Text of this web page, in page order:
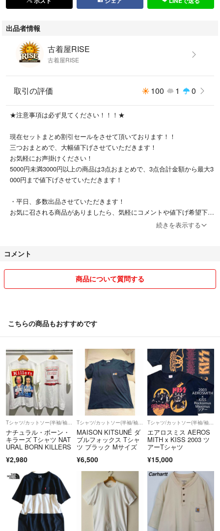
O / GU / ZARA / agnes b. / mont-bell /HARLEY-DAVIDSON
LOEWE / など
80's 90's 00's USA製 バンドTシャツ アニメTシャツ ディズニーTシャツ
などメルカリで人気のTシャツを多数取り扱い中！
でぜひ他の商品もご覧ください♪
【値下げ交渉OK】
ご希望金額をコメントにてお知らせください。
即決いただける場合のみご対応します♪
【発送について】
月・水・金に発送いたします（お支払いから1〜2日以内）。
【注意事項】
ご遠慮ください。
---
【探しやすさUPのコツ】
「絞り込み機能」で、サイズ・ブランド・カラーを指定して、あなたにぴ
ったりの1枚を探してみてください♪
出品者情報
古着屋RISE
古着屋RISE
取引の評価 100 1 0
★注意事項は必ず見てください！！！★
現在セットまとめ割引セールをさせて頂いております！！
三つおまとめで、大幅値下げさせていただきます！
お気軽にお声掛けください！
5000円未満3000円以上の商品は3点おまとめで、3点合計金額から最大3
000円まで値下げさせていただきます！
・平日、多数出品させていただきます！
お気に召される商品がありましたら、気軽にコメントや値下げ希望下さ
い。なるべくお客様のご希望に沿ったご金額で提供したいと思っており
↓↓↓↓↓↓↓↓↓↓↓↓↓↓↓
コメント欄で、フォローしました!と一言お声かけくださ
5000円以下→200円off!
5000円以上→300円off!
10000円以上→600円off !
ーーーーーーーーーーーーーーーーーーーーーーーーー
☆おまとめ割引
*2つ以上ご購入で500円以上割引致しますので、お気軽
にご相談ください!
ご購入されたい商品全てに、購入希望です。と伝えていただければ円滑
に取引が進むので、お願い致します。
*注意事項(ここは絶対に見てください)
続きを表示する
コメント
商品について質問する
こちらの商品もおすすめです
Tシャツ/カットソー(半袖/袖なし)
ナチュラル・ボーン・
キラーズ Tシャツ NAT
URAL BORN KILLERS
¥2,980
Tシャツ/カットソー(半袖/袖なし)
MAISON KITSUNÉ ダ
ブルフォックス Tシャ
ツ ブラック Mサイズ
¥6,500
Tシャツ/カットソー(半袖/袖なし)
エアロスミス AEROS
MITH x KISS 2003 ツ
アーTシャツ
¥15,000